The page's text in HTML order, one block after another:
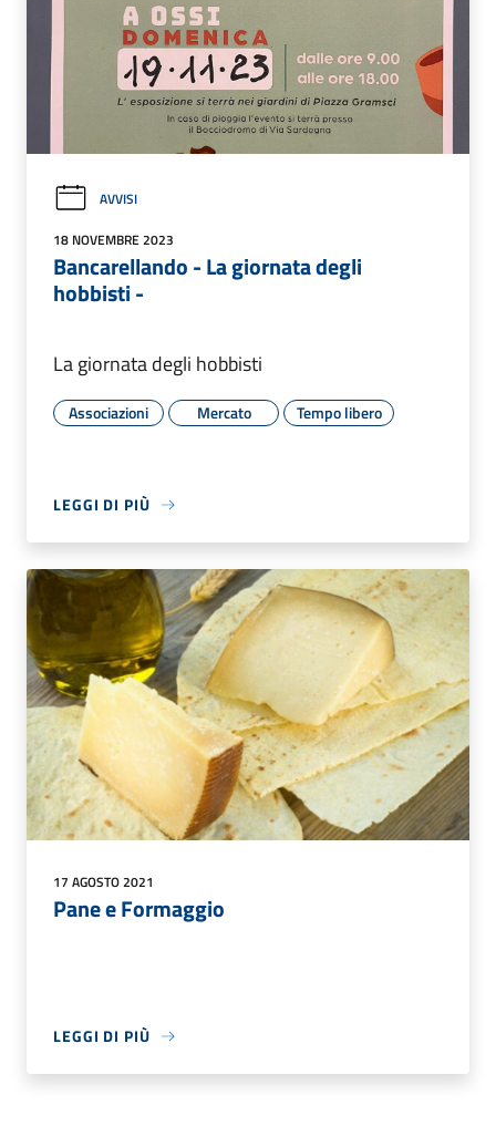
AVVISI
18 NOVEMBRE 2023
Bancarellando - La giornata degli
hobbisti -
La giornata degli hobbisti
Associazioni Mercato Tempo libero
LEGGI DI PIÙ
17 AGOSTO 2021
Pane e Formaggio
LEGGI DI PIÙ